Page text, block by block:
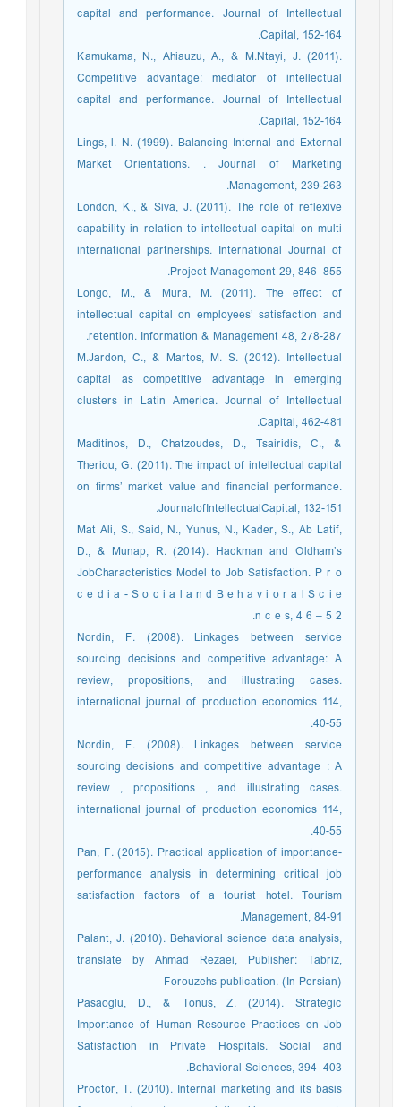
capital and performance. Journal of Intellectual
Capital, 152-164.
Kamukama, N., Ahiauzu, A., & M.Ntayi, J. (2011).
Competitive advantage: mediator of intellectual
capital and performance. Journal of Intellectual
Capital, 152-164.
Lings, l. N. (1999). Balancing Internal and External
Market Orientations. . Journal of Marketing
Management, 239-263.
London, K., & Siva, J. (2011). The role of reflexive
capability in relation to intellectual capital on multi
international partnerships. International Journal of
Project Management 29, 846–855.
Longo, M., & Mura, M. (2011). The effect of
intellectual capital on employees’ satisfaction and
retention. Information & Management 48, 278-287.
M.Jardon, C., & Martos, M. S. (2012). Intellectual
capital as competitive advantage in emerging
clusters in Latin America. Journal of Intellectual
Capital, 462-481.
Maditinos, D., Chatzoudes, D., Tsairidis, C., &
Theriou, G. (2011). The impact of intellectual capital
on ﬁrms’ market value and ﬁnancial performance.
JournalofIntellectualCapital, 132-151.
Mat Ali, S., Said, N., Yunus, N., Kader, S., Ab Latif,
D., & Munap, R. (2014). Hackman and Oldham’s
JobCharacteristics Model to Job Satisfaction. P r o
c e d i a - S o c i a l a n d B e h a v i o r a l S c i e
n c e s, 4 6 – 5 2.
Nordin, F. (2008). Linkages between service
sourcing decisions and competitive advantage: A
review, propositions, and illustrating cases.
international journal of production economics 114,
40-55.
Nordin, F. (2008). Linkages between service
sourcing decisions and competitive advantage : A
review , propositions , and illustrating cases.
international journal of production economics 114,
40-55.
Pan, F. (2015). Practical application of importance-
performance analysis in determining critical job
satisfaction factors of a tourist hotel. Tourism
Management, 84-91.
Palant, J. (2010). Behavioral science data analysis,
translate by Ahmad Rezaei, Publisher: Tabriz,
Forouzehs publication. (In Persian)
Pasaoglu, D., & Tonus, Z. (2014). Strategic
Importance of Human Resource Practices on Job
Satisfaction in Private Hospitals. Social and
Behavioral Sciences, 394–403.
Proctor, T. (2010). Internal marketing and its basis